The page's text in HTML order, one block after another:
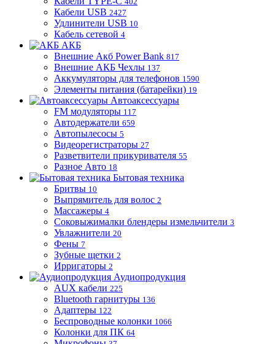
Кабели USB 2427
Удлинители USB 10
Кабель сетевой 4
АКБ
Внешние Акб Power Bank 817
Внешние АКБ Чехлы 137
Аккумуляторы для телефонов 1590
Элементы питания (батарейки) 19
Автоаксессуары
FM модуляторы 117
Автодержатели 659
Автопылесосы 5
Видеорегистраторы 27
Разветвители прикуривателя 55
Разное Авто 18
Бытовая техника
Бритвы 10
Выпрямитель для волос 2
Массажеры 4
Соковыжималки блендеры измельчители 3
Увлажнители 20
Фены 7
Зубные щетки 2
Ирригаторы 2
Аудиопродукция
AUX кабели 225
Bluetooth гарнитуры 136
Адаптеры 122
Беспроводные колонки 1066
Колонки для ПК 64